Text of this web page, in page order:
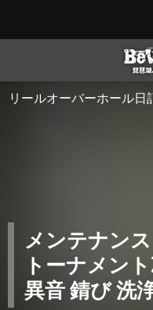
リールオーバーホール日
メンテナン
トーナメン
異音 錆び 洗